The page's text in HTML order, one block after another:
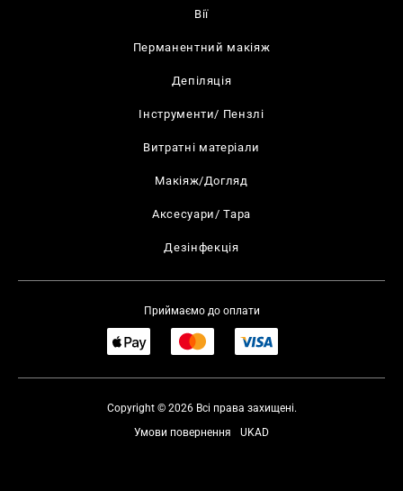
Вії
Перманентний макіяж
Депіляція
Інструменти/ Пензлі
Витратні матеріали
Макіяж/Догляд
Аксесуари/ Тара
Дезінфекція
Приймаємо до оплати
Copyright © 2026 Всі права захищені.
UKAD
Умови повернення